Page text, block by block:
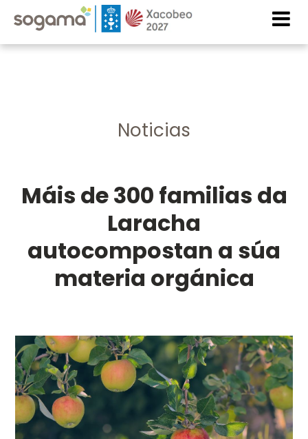
Skip to main content
Imaxe Imaxe
Noticias
Máis de 300 familias da
Laracha
autocompostan a súa
materia orgánica